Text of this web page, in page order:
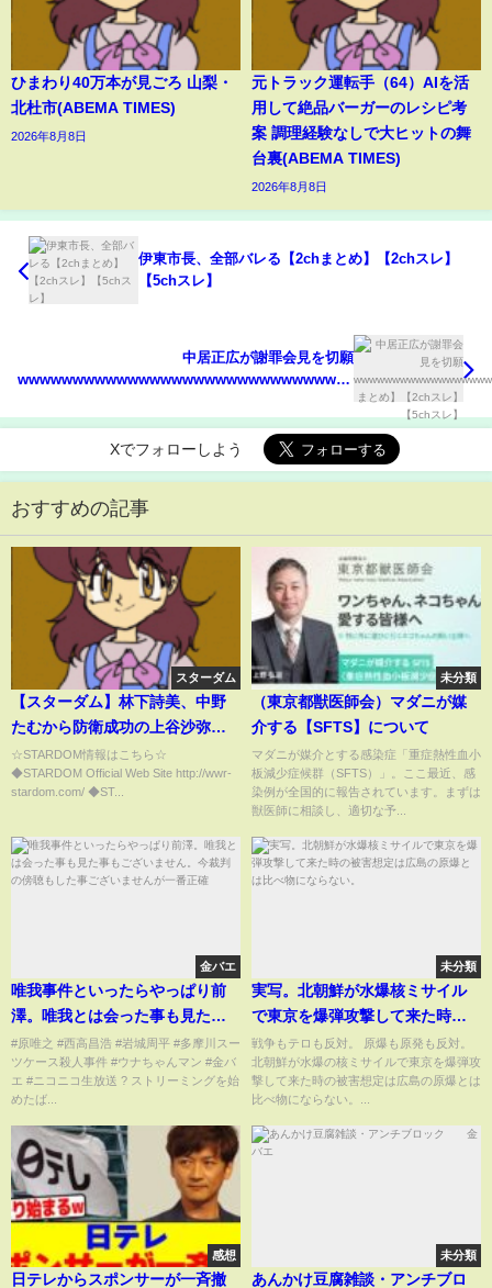
ひまわり40万本が見ごろ 山梨・
北杜市(ABEMA TIMES)
2026年8月8日
元トラック運転手（64）AIを活
用して絶品バーガーのレシピ考
案 調理経験なしで大ヒットの舞
台裏(ABEMA TIMES)
2026年8月8日
伊東市長、全部バレる【2chまとめ】【2chスレ】
【5chスレ】
中居正広が謝罪会見を切願
Xでフォローしよう
おすすめの記事
スターダム
【スターダム】林下詩美、中野
たむから防衛成功の上谷沙弥！
『私はドーム女に続いて両国女
になりました！シンデレラトー
ナメントも2連覇する！』-3.27両
☆STARDOM情報はこちら☆
◆STARDOM Official Web Site http://wwr-
stardom.com/ ◆ST...
未分類
（東京都獣医師会）マダニが媒
介する【SFTS】について
マダニが媒介とする感染症「重症熱性血小
板減少症候群（SFTS）」。ここ最近、感
染例が全国的に報告されています。まずは
獣医師に相談し、適切な予...
金バエ
唯我事件といったらやっぱり前
澤。唯我とは会った事も見た事
もございません。今裁判の傍聴
もした事ございませんが一番正
#原唯之 #西高昌浩 #岩城周平 #多摩川スー
ツケース殺人事件 #ウナちゃんマン #金バ
エ #ニコニコ生放送 ?️ ストリーミングを始
めたば...
未分類
実写。北朝鮮が水爆核ミサイル
で東京を爆弾攻撃して来た時の
被害想定は広島の原爆とは比べ
物にならない。
戦争もテロも反対。 原爆も原発も反対。
北朝鮮が水爆の核ミサイルで東京を爆弾攻
撃して来た時の被害想定は広島の原爆とは
比べ物にならない。...
感想
日テレからスポンサーが一斉撤
未分類
あんかけ豆腐雑談・アンチブロ